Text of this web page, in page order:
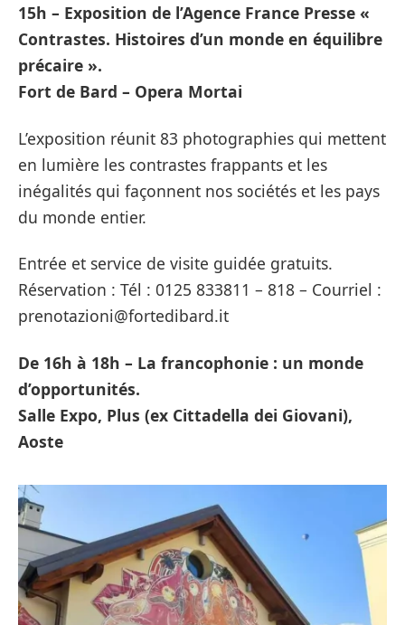
15h – Exposition de l’Agence France Presse «
Contrastes. Histoires d’un monde en équilibre
précaire ».
Fort de Bard – Opera Mortai
L’exposition réunit 83 photographies qui mettent
en lumière les contrastes frappants et les
inégalités qui façonnent nos sociétés et les pays
du monde entier.
Entrée et service de visite guidée gratuits.
Réservation : Tél : 0125 833811 – 818 – Courriel :
prenotazioni@fortedibard.it
De 16h à 18h – La francophonie : un monde
d’opportunités.
Salle Expo, Plus (ex Cittadella dei Giovani),
Aoste